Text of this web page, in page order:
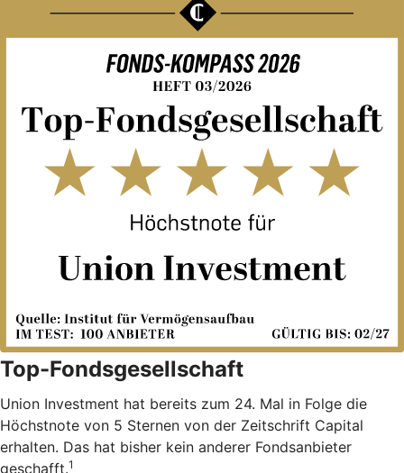
Top-Fondsgesellschaft
Union Investment hat bereits zum 24. Mal in Folge die
Höchstnote von 5 Sternen von der Zeitschrift Capital
erhalten. Das hat bisher kein anderer Fondsanbieter
geschafft.1